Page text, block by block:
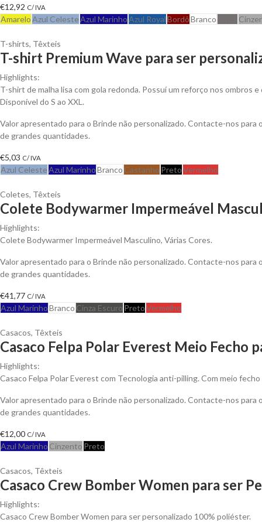
€12,92 C/ IVA
AmareloAzul CelesteAzul MarinhoAzul RoyalBordôBranco
T-shirts, Têxteis
T-shirt Premium Wave para ser
Highlights:
T-shirt de malha lisa com gola redonda. Possuí um reforço nos ombros
Disponível do S ao XXL.
Valor apresentado para o Brinde não personalizado. Contacte-nos
de grandes quantidades.
€5,03 C/ IVA
Azul CelesteAzul MarinhoBranco Castanho PretoVermelho
Coletes, Têxteis
Colete Bodywarmer Impermeável
Highlights:
Colete Bodywarmer Impermeável Masculino, Várias Cores.
Valor apresentado para o Brinde não personalizado. Contacte-nos
de grandes quantidades.
€41,77 C/ IVA
Azul MarinhoBranco Cinza Escuro PretoVermelho
Casacos, Têxteis
Casaco Felpa Polar Everest Meio Fecho
Highlights:
Casaco Felpa Polar Everest com Tecnologia anti-pilling. Com meio
Valor apresentado para o Brinde não personalizado. Contacte-nos
de grandes quantidades.
€12,00 C/ IVA
Azul Marinho Cinzento Preto
Casacos, Têxteis
Casaco Crew Bomber Women para ser
Highlights:
Casaco Crew Bomber Women para ser personalizado 100% poliéster.